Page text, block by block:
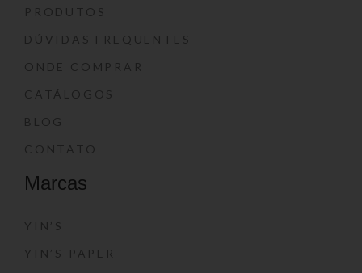
PRODUTOS
DÚVIDAS FREQUENTES
ONDE COMPRAR
CATÁLOGOS
BLOG
CONTATO
Marcas
YIN’S
YIN’S PAPER